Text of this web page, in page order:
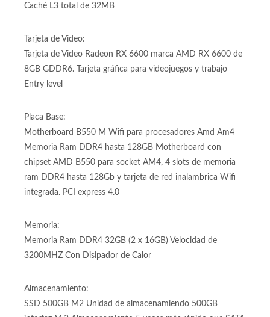
Caché L3 total de 32MB
Tarjeta de Video:
Tarjeta de Video Radeon RX 6600 marca AMD RX 6600 de
8GB GDDR6. Tarjeta gráfica para videojuegos y trabajo
Entry level
Placa Base:
Motherboard B550 M Wifi para procesadores Amd Am4
Memoria Ram DDR4 hasta 128GB Motherboard con
chipset AMD B550 para socket AM4, 4 slots de memoria
ram DDR4 hasta 128Gb y tarjeta de red inalambrica Wifi
integrada. PCI express 4.0
Memoria:
Memoria Ram DDR4 32GB (2 x 16GB) Velocidad de
3200MHZ Con Disipador de Calor
Almacenamiento:
SSD 500GB M2 Unidad de almacenamiendo 500GB